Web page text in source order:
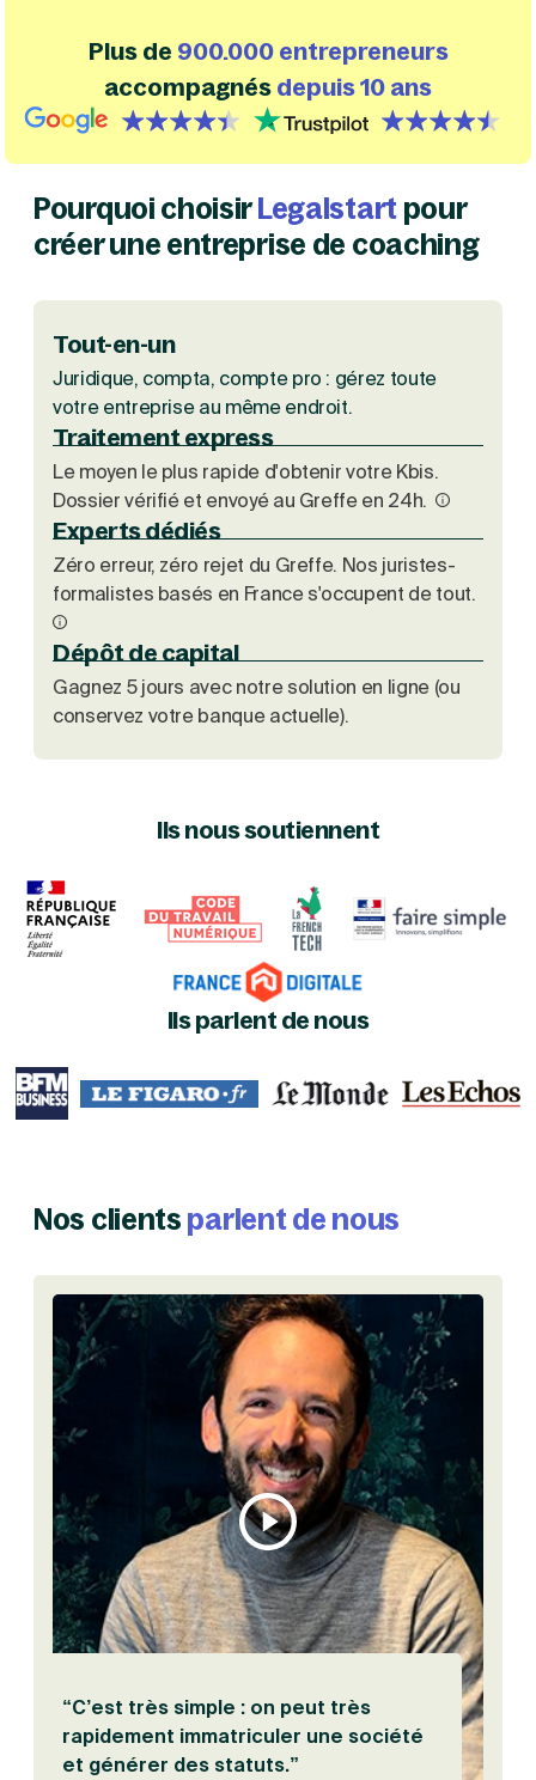
Je suis autonome
Je souhaite être accompagné
Création de SASU
Création de SAS
Création de SCI
Ouverture compte pro
Fermeture d’une entreprise
{id=3, name=google, label=google,
Plus de 900.000 entrepreneurs
accompagnés depuis 10 ans
{id=1, name='trustpilot',
Pourquoi choisirLegalstartpour
créer une entreprise de coaching
Tout-en-un
Juridique, compta, compte pro : gérez toute
votre entreprise au même endroit.
Traitement express
Le moyen le plus rapide d'obtenir votre Kbis.
Dossier vérifié et envoyé au Greffe en 24h.
Experts dédiés
Zéro erreur, zéro rejet du Greffe. Nos juristes-
formalistes basés en France s'occupent de tout.
Dépôt de capital
Gagnez 5 jours avec notre solution en ligne (ou
conservez votre banque actuelle).
Ils nous soutiennent
Ils parlent de nous
Nos clients parlent de nous
“C’est très simple : on peut très
rapidement immatriculer une société
et générer des statuts.”